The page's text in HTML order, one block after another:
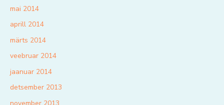
mai 2014
aprill 2014
märts 2014
veebruar 2014
jaanuar 2014
detsember 2013